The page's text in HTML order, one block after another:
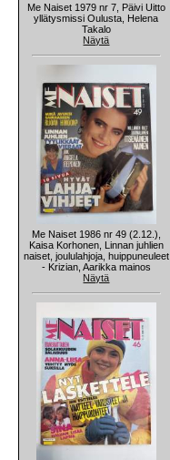
Me Naiset 1979 nr 7, Päivi Uitto
yllätysmissi Oulusta, Helena
Takalo
Näytä
Me Naiset 1986 nr 49 (2.12.),
Kaisa Korhonen, Linnan juhlien
naiset, joululahjoja, huippuneuleet
- Krizian, Aarikka mainos
Näytä